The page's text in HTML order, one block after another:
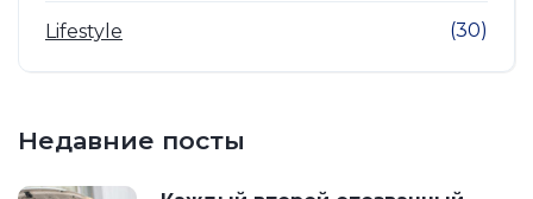
Lifestyle (30)
Недавние посты